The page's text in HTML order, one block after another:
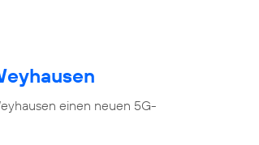
einen neuen 5G-